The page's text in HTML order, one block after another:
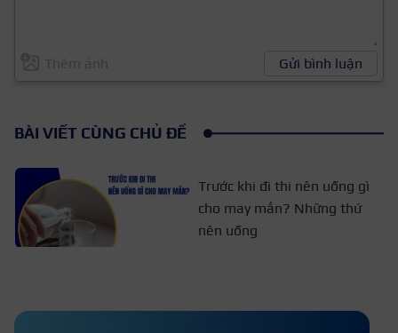
Gửi bình luận
BÀI VIẾT CÙNG CHỦ ĐỀ
Trước khi đi thi nên uống gì
cho may mắn? Những thứ
nên uống